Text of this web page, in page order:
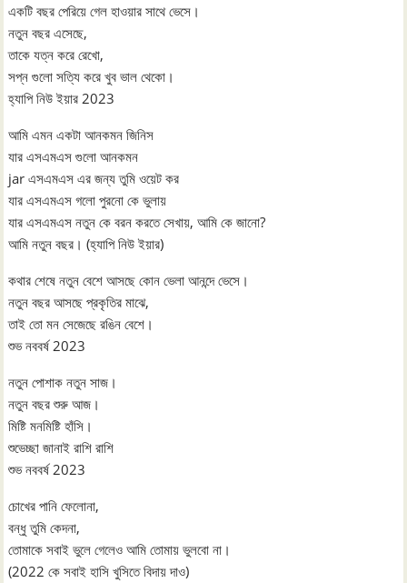
একটি বছর পেরিয়ে গেল হাওয়ার সাথে ভেসে।
নতুন বছর এসেছে,
তাকে যত্ন করে রেখো,
সপ্ন গুলো সত্যি করে খুব ভাল থেকো।
হ্যাপি নিউ ইয়ার 2023
আমি এমন একটা আনকমন জিনিস
যার এসএমএস গুলো আনকমন
jar এসএমএস এর জন্য তুমি ওয়েট কর
যার এসএমএস গলো পুরনো কে ভুলায়
যার এসএমএস নতুন কে বরন করতে সেখায়, আমি কে জানো?
আমি নতুন বছর। (হ্যাপি নিউ ইয়ার)
কথার শেষে নতুন বেশে আসছে কোন ভেলা আনন্দে ভেসে।
নতুন বছর আসছে প্রকৃতির মাঝে,
তাই তো মন সেজেছে রঙিন বেশে।
শুভ নববর্ষ 2023
নতুন পোশাক নতুন সাজ।
নতুন বছর শুরু আজ।
মিষ্টি মনমিষ্টি হাঁসি।
শুভেচ্ছা জানাই রাশি রাশি
শুভ নববর্ষ 2023
চোখের পানি ফেলোনা,
বন্ধু তুমি কেদনা,
তোমাকে সবাই ভুলে গেলেও আমি তোমায় ভুলবো না।
(2022 কে সবাই হাসি খুসিতে বিদায় দাও)